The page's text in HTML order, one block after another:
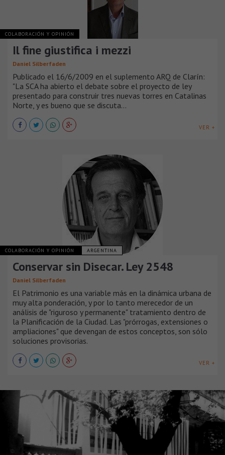
COLABORACIÓN Y OPINIÓN
Il fine giustifica i mezzi
Daniel Silberfaden
Publicado el 16/6/2009 en el suplemento ARQ de Clarín:
"La SCA ha abierto el debate sobre el proyecto de ley
presentado para construir tres nuevas torres en Catalinas
Norte, y es bueno que se discuta...
VER +
COLABORACIÓN Y OPINIÓN ARGENTINA
Conservar sin Disecar. Ley 2548
Daniel Silberfaden
El Patrimonio es una variable más en la dinámica urbana de
muy alta ponderación, y por lo tanto merecedor de un
análisis de "riguroso y permanente" tratamiento dentro de
la Planificación de la Ciudad. Las "prórrogas, extensiones o
ampliaciones" que devengan de estos conceptos, son sólo
soluciones provisorias.
VER +